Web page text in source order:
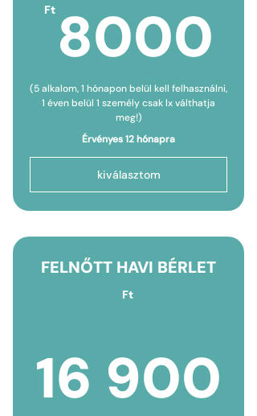
Ft 8000
(5 alkalom, 1 hónapon belül kell felhasználni,
1 éven belül 1 személy csak lx válthatja
meg!)
Érvényes 12 hónapra
kiválasztom
FELNŐTT HAVI BÉRLET
Ft
16 900